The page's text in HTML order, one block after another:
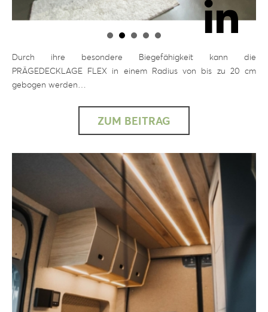
Durch ihre besondere Biegefähigkeit kann die
PRÄGEDECKLAGE FLEX in einem Radius von bis zu 20 cm
gebogen werden…
ZUM BEITRAG